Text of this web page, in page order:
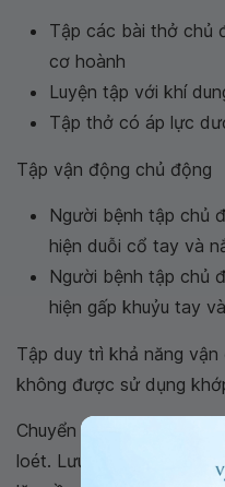
Tập các bài thở chủ
cơ hoành
Luyện tập với khí
Tập thở có áp lực
Tập vận động chủ động
Người bệnh tập chủ
hiện duỗi cổ tay và
Người bệnh tập chủ
hiện gấp khuỷu tay
Tập duy trì khả năng
không được sử dụng
Chuyển động thường
loét. Lưu ý, khi dịch